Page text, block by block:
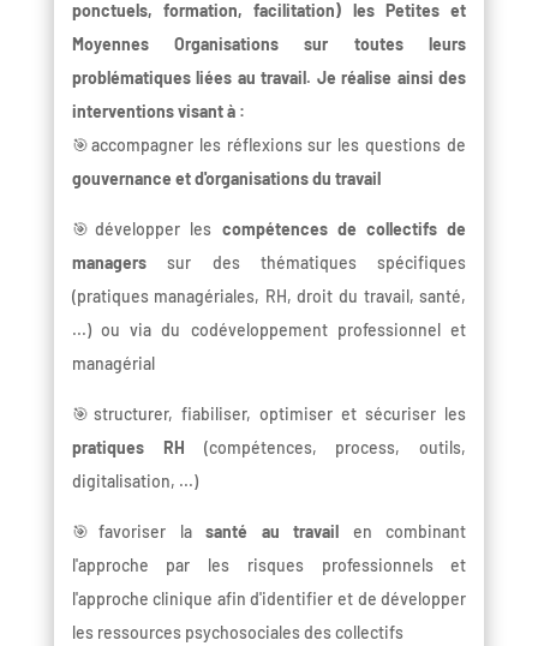
ponctuels, formation, facilitation) les Petites et
Moyennes Organisations sur toutes leurs
problématiques liées au travail. Je réalise ainsi des
interventions visant à :
🎯accompagner les réflexions sur les questions de
gouvernance et d'organisations du travail
🎯développer les compétences de collectifs de
managerssur des thématiques spécifiques
(pratiques managériales, RH, droit du travail, santé,
...) ou via du codéveloppement professionnel et
managérial
🎯structurer, fiabiliser, optimiser et sécuriser les
pratiques RH (compétences, process, outils,
digitalisation, ...)
🎯favoriser lasanté au travail en combinant
l'approche par les risques professionnels et
l'approche clinique afin d'identifier et de développer
les ressources psychosociales des collectifs